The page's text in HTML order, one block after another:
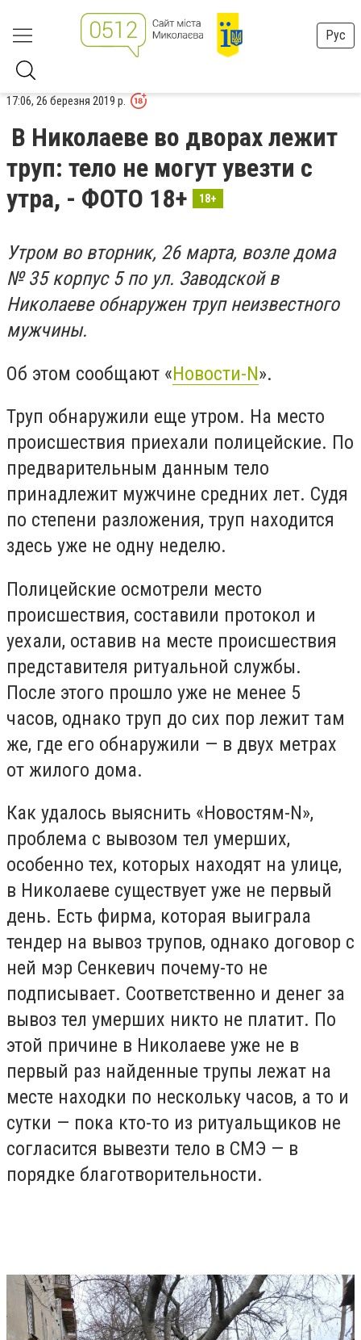
Рус
17:06, 26 березня 2019 р.
В Николаеве во дворах лежит
труп: тело не могут увезти с
утра, - ФОТО 18+
18+
Утром во вторник, 26 марта, возле дома
№ 35 корпус 5 по ул. Заводской в
Николаеве обнаружен труп неизвестного
мужчины.
Об этом сообщают «Новости-N».
Труп обнаружили еще утром. На место
происшествия приехали полицейские. По
предварительным данным тело
принадлежит мужчине средних лет. Судя
по степени разложения, труп находится
здесь уже не одну неделю.
Полицейские осмотрели место
происшествия, составили протокол и
уехали, оставив на месте происшествия
представителя ритуальной службы.
После этого прошло уже не менее 5
часов, однако труп до сих пор лежит там
же, где его обнаружили — в двух метрах
от жилого дома.
Как удалось выяснить «Новостям-N»,
проблема с вывозом тел умерших,
особенно тех, которых находят на улице,
в Николаеве существует уже не первый
день. Есть фирма, которая выиграла
тендер на вывоз трупов, однако договор с
ней мэр Сенкевич почему-то не
подписывает. Соответственно и денег за
вывоз тел умерших никто не платит. По
этой причине в Николаеве уже не в
первый раз найденные трупы лежат на
месте находки по нескольку часов, а то и
сутки — пока кто-то из ритуальщиков не
согласится вывезти тело в СМЭ — в
порядке благотворительности.